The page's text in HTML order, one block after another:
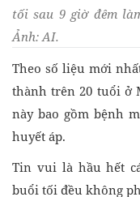
tối sau 9 giờ đêm
Ảnh: AI.
Theo số liệu mới
thành trên 20 tuổi ở
này bao gồm bệnh
huyết áp.
Tin vui là hầu hết
buổi tối đều không